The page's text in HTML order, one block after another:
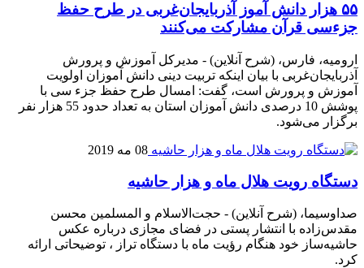
۵۵ هزار دانش آموز آذربایجان‌غربی در طرح حفظ
جزءسی قرآن مشارکت می‌کنند
ارومیه، فارس، (شرح آنلاین) - مدیرکل آموزش و پرورش
آذربایجان‌غربی با بیان اینکه تربیت دینی دانش آموزان اولویت
آموزش و پرورش است، گفت: امسال طرح حفظ جزء سی با
پوشش 10 درصدی دانش آموزان استان به تعداد حدود 55 هزار نفر
برگزار می‌شود.
08 مه 2019
دستگاه رویت هلال ماه و هزار حاشیه
صداوسیما، (شرح آنلاین) - حجت‌الاسلام و المسلمین محسن
مقدس‌زاده با انتشار پستی در فضای مجازی درباره عکس
حاشیه‌ساز خود هنگام رؤیت ماه با دستگاه تراز ، توضیحاتی ارائه
کرد.